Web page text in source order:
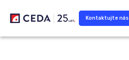
Kontaktujte nás